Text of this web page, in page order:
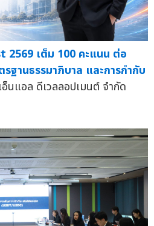
2569 เต็ม 100 คะแนน ต่อ
ฐานธรรมาภิบาล และการกำกับ
นแอล ดีเวลลอปเมนต์ จำกัด